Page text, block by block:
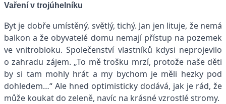
Vaření v trojúhelníku
Byt je dobře umístěný, světlý, tichý. Jan jen lituje, že nemá
balkon a že obyvatelé domu nemají přístup na pozemek
ve vnitrobloku. Společenství vlastníků kdysi neprojevilo
o zahradu zájem. „To mě trošku mrzí, protože naše děti
by si tam mohly hrát a my bychom je měli hezky pod
dohledem…“ Ale hned optimisticky dodává, jak je rád, že
může koukat do zeleně, navíc na krásné vzrostlé stromy.